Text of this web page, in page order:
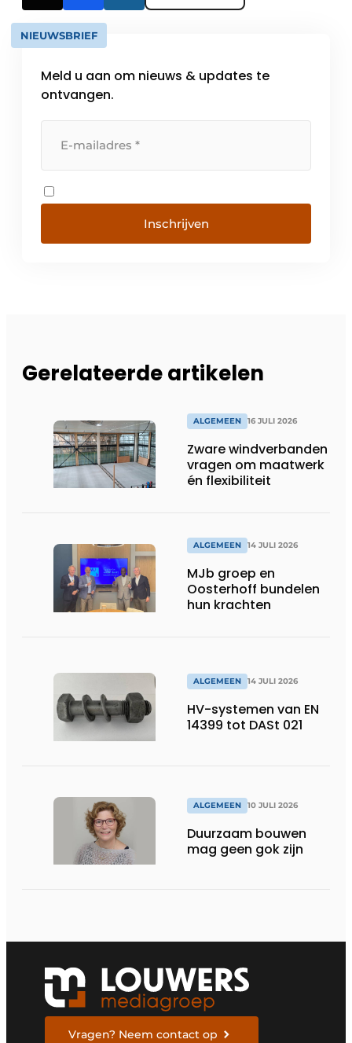
NIEUWSBRIEF
Meld u aan om nieuws & updates te
ontvangen.
Inschrijven
Gerelateerde artikelen
ALGEMEEN 16 JULI 2026
Zware windverbanden
vragen om maatwerk
én flexibiliteit
ALGEMEEN 14 JULI 2026
MJb groep en
Oosterhoff bundelen
hun krachten
ALGEMEEN 14 JULI 2026
HV-systemen van EN
14399 tot DASt 021
ALGEMEEN 10 JULI 2026
Duurzaam bouwen
mag geen gok zijn
Vragen? Neem contact op